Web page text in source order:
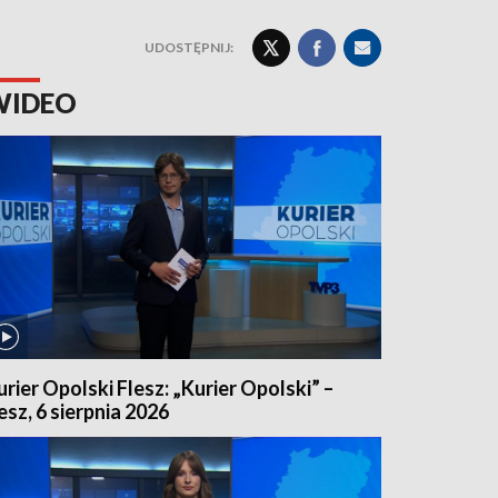
UDOSTĘPNIJ:
Opolski Flesz: „Kurier Opolski” –
6 sierpnia 2026